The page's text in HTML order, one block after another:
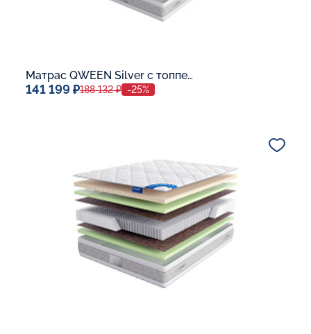
Матрас QWEEN Silver c топпером Memory 42
141 199 ₽188 132 ₽ -25%
В корзину